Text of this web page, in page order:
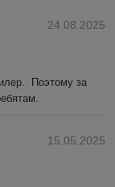
24.08.2025
Поэтому за
15.05.2025